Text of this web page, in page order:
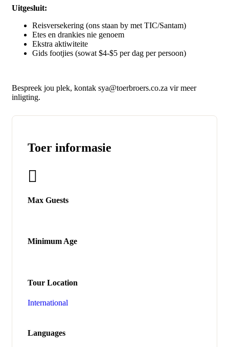
Uitgesluit:
Reisversekering (ons staan by met TIC/Santam)
Etes en drankies nie genoem
Ekstra aktiwiteite
Gids footjies (sowat $4-$5 per dag per persoon)
Bespreek jou plek, kontak sya@toerbroers.co.za vir meer
inligting.
Toer informasie
Max Guests
Minimum Age
Tour Location
International
Languages